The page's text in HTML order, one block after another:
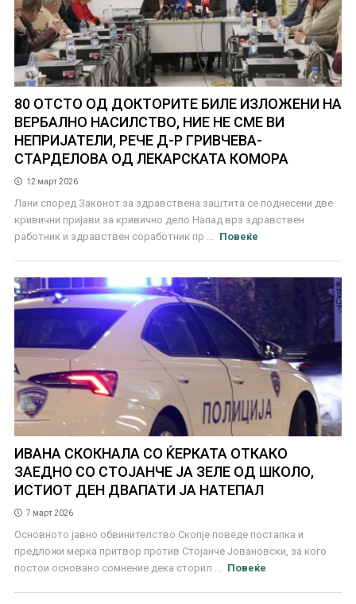
80 ОТСТО ОД ДОКТОРИТЕ БИЛЕ ИЗЛОЖЕНИ НА
ВЕРБАЛНО НАСИЛСТВО, НИЕ НЕ СМЕ ВИ
НЕПРИЈАТЕЛИ, РЕЧЕ Д-Р ГРИВЧЕВА-
СТАРДЕЛОВА ОД ЛЕКАРСКАТА КОМОРА
12 март 2026
Лани според Законот за здравствена заштита се поднесени две
кривични пријави за кривично дело Напад врз здравствен
работник и здравствен соработник пр ...
Повеќе
ИВАНА СКОКНАЛА СО ЌЕРКАТА ОТКАКО
ЗАЕДНО СО СТОЈАНЧЕ ЈА ЗЕЛЕ ОД ШКОЛО,
ИСТИОТ ДЕН ДВАПАТИ ЈА НАТЕПАЛ
7 март 2026
Основното јавно обвинителство Скопје поведе постапка и
предложи мерка притвор против Стојанче Јовановски, за кого
постои основано сомнение дека сторил ...
Повеќе